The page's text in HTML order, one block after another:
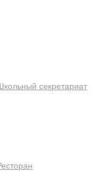
секретариат